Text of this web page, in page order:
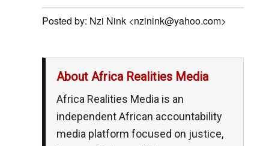
Posted by: Nzi Nink <nzinink@yahoo.com>
About Africa Realities Media
Africa Realities Media is an
independent African accountability
media platform focused on justice,